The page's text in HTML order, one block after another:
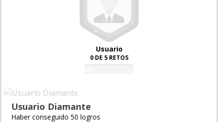
Usuario
0 DE 5 RETOS
Usuario Diamante
Haber conseguido 50 logros